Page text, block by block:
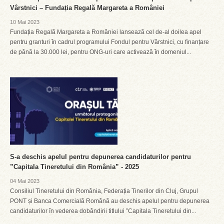
Vârstnici – Fundația Regală Margareta a României
10 Mai 2023
Fundația Regală Margareta a României lansează cel de-al doilea apel
pentru granturi în cadrul programului Fondul pentru Vârstnici, cu finanțare
de până la 30.000 lei, pentru ONG-uri care activează în domeniul...
S-a deschis apelul pentru depunerea candidaturilor pentru
”Capitala Tineretului din România” - 2025
04 Mai 2023
Consiliul Tineretului din România, Federația Tinerilor din Cluj, Grupul
PONT și Banca Comercială Română au deschis apelul pentru depunerea
candidaturilor în vederea dobândirii titlului ”Capitala Tineretului din...